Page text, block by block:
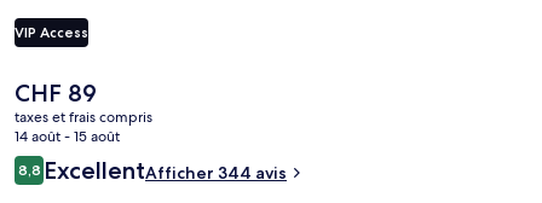
peut s'enorgueillir de vues sur la piscine et sert le petit déjeuner, le
déjeuner et le dîner. Cet hôtel de luxe abrite en outre 2
autres voyageurs sont enchantés par le personnel attentionné et la
présentation générale.
VIP Access
Le
prix
actuel
est
de
CHF 89
taxes et frais compris
14 août - 15 août
Avis
voyageurs
8,88,8 sur 10
ExcellentAfficher 344 avis